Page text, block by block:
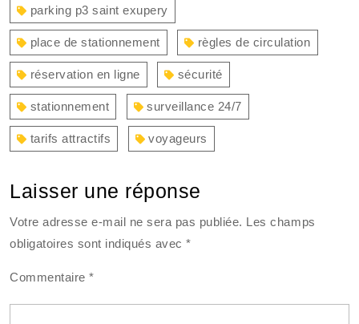
parking p3 saint exupery
place de stationnement règles de circulation
réservation en ligne sécurité
stationnement surveillance 24/7
tarifs attractifs voyageurs
Laisser une réponse
Votre adresse e-mail ne sera pas publiée. Les champs
obligatoires sont indiqués avec*
Commentaire*